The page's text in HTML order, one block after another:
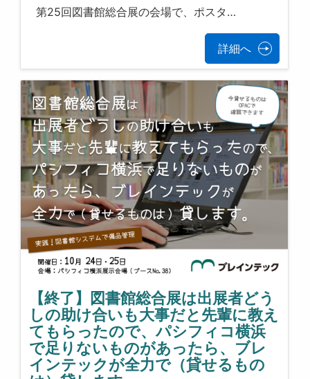
第25回図書館総合展の会場で、ポスタ…
詳細へ
【終了】図書館総合展は出展者どう
しの助け合いも大事だと先輩に教え
てもらったので、パシフィコ横浜
で足りないものがあったら、ブレ
インテックが全力で（貸せるもの